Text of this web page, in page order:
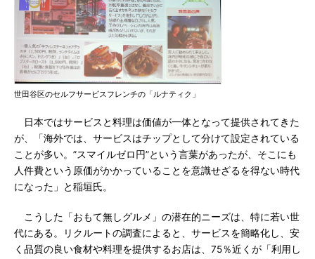
世田谷区のセルフサービスフレンチの「ルナティク」
日本ではサービスと料理は価値が一体となって提供されてきた
が、「海外では、サービスはチップとして分けて設定されている
ことが多い。”スマイルゼロ円”という言葉があったが、そこにも
人件費という原価がかかっていることを意識せざるを得ない時代
になった」と稲垣氏。
こうした「おもて無しグルメ」の潜在的ニーズは、特に若い世
代にある。リクルートの調査によると、サービスを簡略化し、安
く品質の良い食材や料理を提供するお店は、75％近くが「利用し